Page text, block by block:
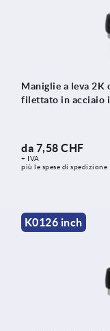
Maniglie a leva
filettato in acciaio
da 7,58 CHF
+ IVA
più le spese di spedizione
K0126 inch